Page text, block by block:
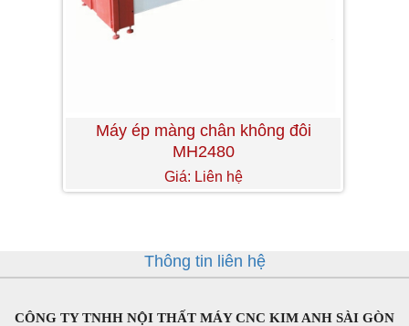
Máy ép màng chân không đôi
MH2480
Giá: Liên hệ
Thông tin liên hệ
CÔNG TY TNHH NỘI THẤT MÁY CNC KIM ANH SÀI GÒN